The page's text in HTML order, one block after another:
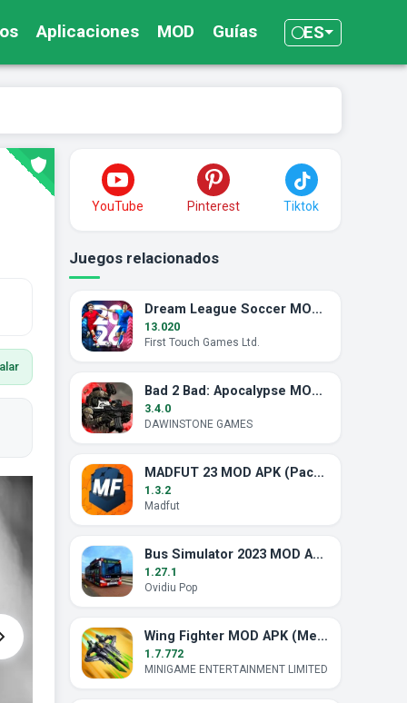
Aplicaciones MOD Guías ES
YouTube Pinterest Tiktok
Juegos relacionados
Dream League Soccer MOD APK (Energía Ilimitada)
13.020
First Touch Games Ltd.
Bad 2 Bad: Apocalypse MOD APK (Munición Ilimitada)
3.4.0
DAWINSTONE GAMES
MADFUT 23 MOD APK (Pack Gratis Completo)
1.3.2
Madfut
Bus Simulator 2023 MOD APK (Dinero Ilimitado)
1.27.1
Ovidiu Pop
Wing Fighter MOD APK (Menú Mod, Modo Dios)
1.7.772
MINIGAME ENTERTAINMENT LIMITED